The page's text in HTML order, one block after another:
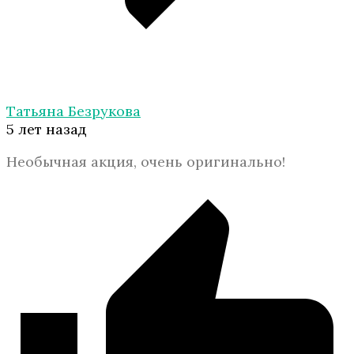
Татьяна Безрукова
5 лет назад
Необычная акция, очень оригинально!